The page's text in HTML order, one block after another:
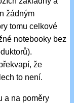
žádným
tomu celkové
notebooky bez
že
to není.
a na poměry